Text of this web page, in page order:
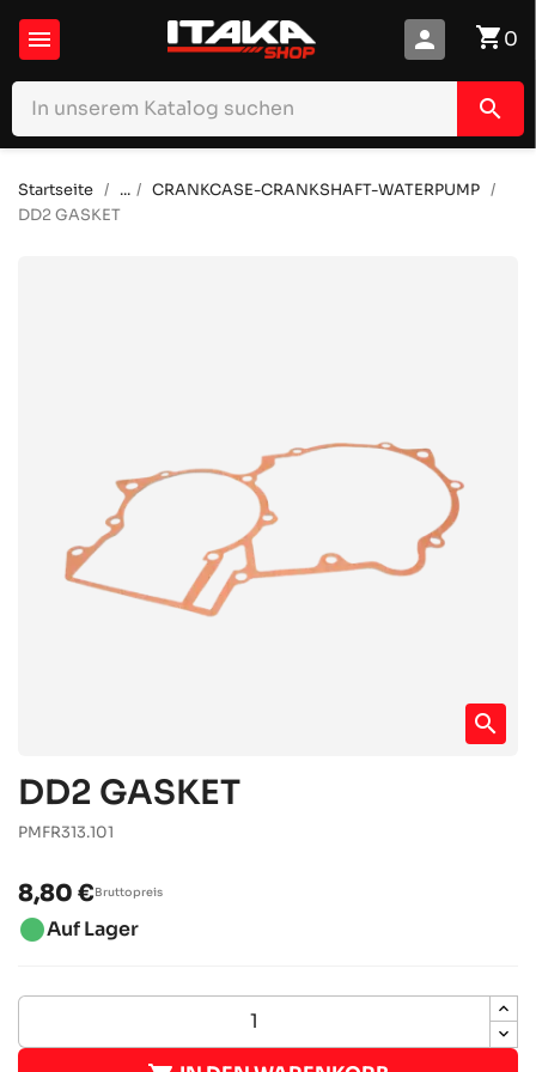
 shopping_cart0
person
search
Startseite ...
CRANKCASE-CRANKSHAFT-WATERPUMP
DD2 GASKET
search
DD2 GASKET
PMFR313.101
8,80 €Bruttopreis
brightness_1Auf Lager